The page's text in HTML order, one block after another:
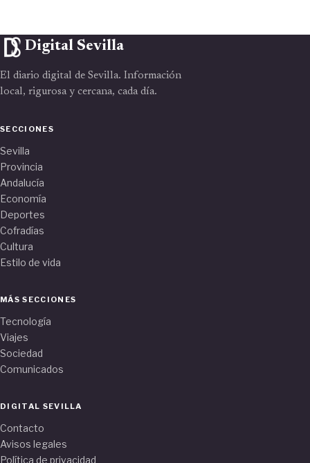
Digital Sevilla
El diario digital de Sevilla. Información
local, rigurosa y cercana, cada día.
SECCIONES
Sevilla
Provincia
Andalucía
Economía
Deportes
Cofradías
Cultura
Estilo de vida
MÁS SECCIONES
Tecnología
Viajes
Sociedad
Comunicados
DIGITAL SEVILLA
Contacto
Avisos legales
Política de privacidad